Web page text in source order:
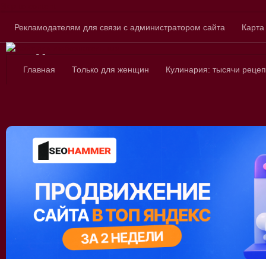
Рекламодателям для связи с администратором сайта
Сайт для
Главная Только для женщин Кулинария: тысячи